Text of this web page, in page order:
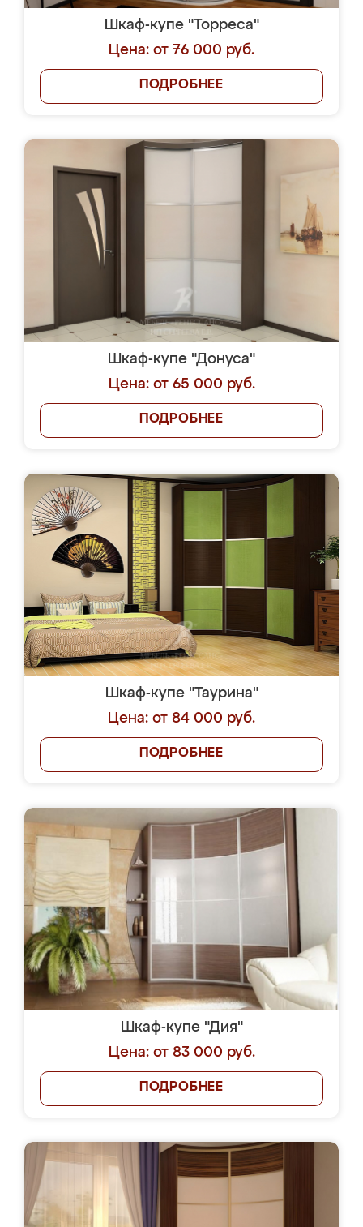
Шкаф-купе "Торреса"
Цена: от 76 000 руб.
ПОДРОБНЕЕ
Шкаф-купе "Донуса"
Цена: от 65 000 руб.
ПОДРОБНЕЕ
Шкаф-купе "Таурина"
Цена: от 84 000 руб.
ПОДРОБНЕЕ
Шкаф-купе "Дия"
Цена: от 83 000 руб.
ПОДРОБНЕЕ